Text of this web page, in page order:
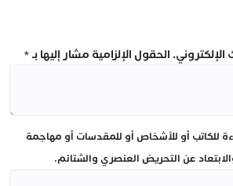
الحقول الإلزامية مشار إليها بـ*
للكاتب أو للأشخاص أو للمقدسات أو مهاجمة
والابتعاد عن التحريض العنصري والشتائم.